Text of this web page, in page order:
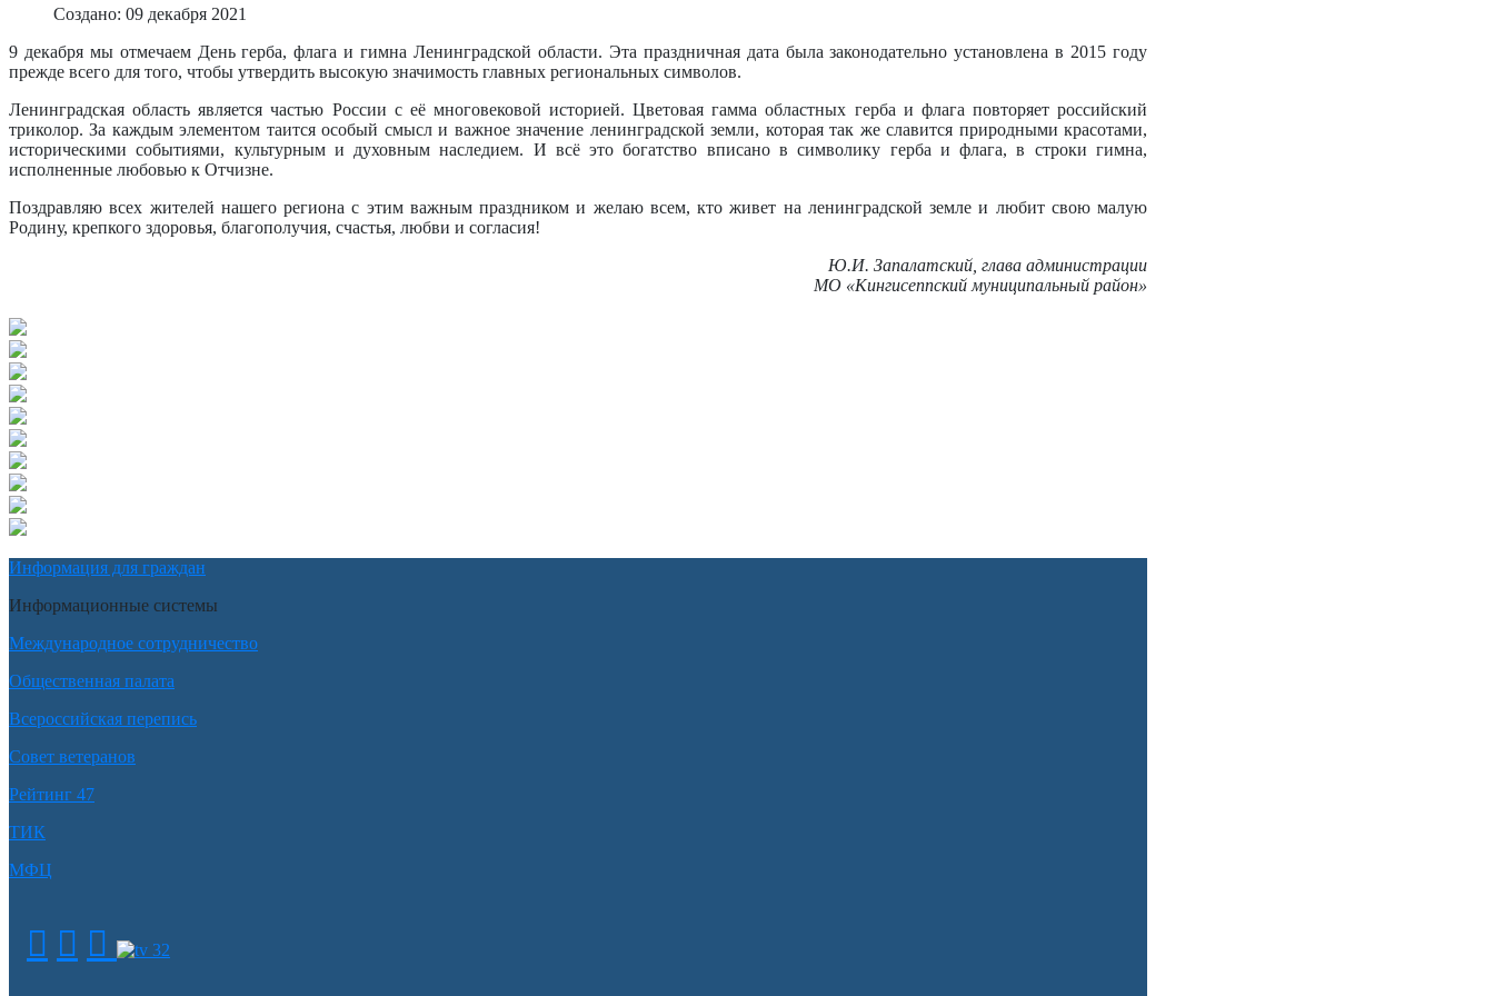
Создано: 09 декабря 2021
9 декабря мы отмечаем День герба, флага и гимна Ленинградской области. Эта праздничная дата была законодательно установлена в 2015 году
прежде всего для того, чтобы утвердить высокую значимость главных региональных символов.
Ленинградская область является частью России с её многовековой историей. Цветовая гамма областных герба и флага повторяет российский
триколор. За каждым элементом таится особый смысл и важное значение ленинградской земли, которая так же славится природными красотами,
историческими событиями, культурным и духовным наследием. И всё это богатство вписано в символику герба и флага, в строки гимна,
исполненные любовью к Отчизне.
Поздравляю всех жителей нашего региона с этим важным праздником и желаю всем, кто живет на ленинградской земле и любит свою малую
Родину, крепкого здоровья, благополучия, счастья, любви и согласия!
Ю.И. Запалатский, глава администрации
МО «Кингисеппский муниципальный район»
Информация для граждан
Информационные системы
Международное сотрудничество
Общественная палата
Всероссийская перепись
Совет ветеранов
Рейтинг 47
ТИК
МФЦ